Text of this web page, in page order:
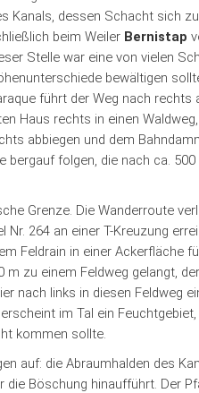
Kanals, dessen Schacht sich
beim Weiler Bernistap
Stelle war eine von vielen
bewältigen
führt der Weg nach rechts
Haus rechts in einen
abbiegen und dem
bergauf folgen, die nach ca.
Grenze. Die Wanderroute
264 an einer T-Kreuzung
Feldrain in einer Ackerfläche
zu einem Feldweg gelangt,
nach links in diesen Feldweg
im Tal ein
kommen sollte.
auf: die Abraumhalden des
Böschung hinaufführt. Der